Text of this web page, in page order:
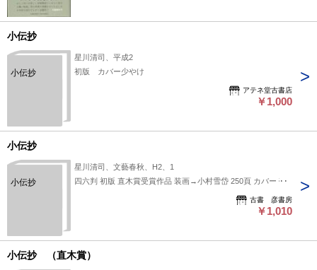
小伝抄
小伝抄
星川清司、平成2
初版 カバー少やけ
アテネ堂古書店
￥1,000
小伝抄
小伝抄
星川清司、文藝春秋、H2、1
四六判 初版 直木賞受賞作品 装画→小村雪岱 250頁 カバー 帯
古書 彦書房
￥1,010
小伝抄 （直木賞）